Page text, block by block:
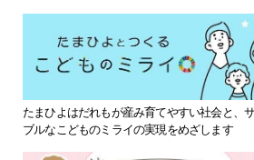
たまひよはだれもが産み育てやすい社会と、
ブルなこどものミライの実現をめざします